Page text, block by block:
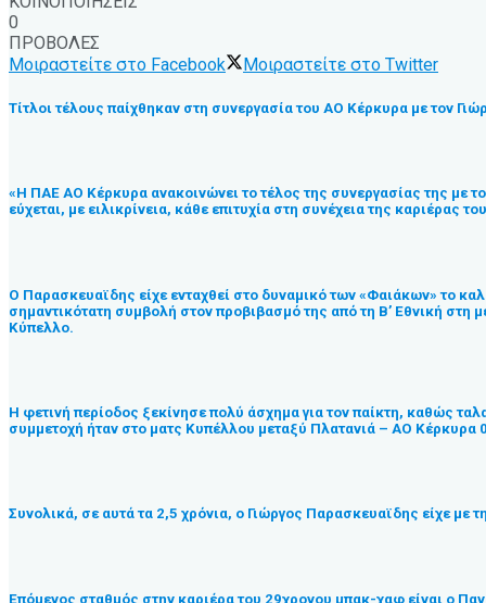
0
ΠΡΟΒΟΛΕΣ
Μοιραστείτε στο Facebook
Μοιραστείτε στο Twitter
Τίτλοι τέλους παίχθηκαν στη συνεργασία του ΑΟ Κέρκυρα με τον
«H ΠΑΕ ΑΟ Κέρκυρα ανακοινώνει το τέλος της συνεργασίας της με
εύχεται, με ειλικρίνεια, κάθε επιτυχία στη συνέχεια της
Ο Παρασκευαϊδης είχε ενταχθεί στο δυναμικό των «Φαιάκων» το
σημαντικότατη συμβολή στον προβιβασμό της από τη Β’ Εθνική
Κύπελλο.
Η φετινή περίοδος ξεκίνησε πολύ άσχημα για τον παίκτη, καθώς
συμμετοχή ήταν στο ματς Κυπέλλου μεταξύ Πλατανιά – ΑΟ Κέρκυρα
Συνολικά, σε αυτά τα 2,5 χρόνια, ο Γιώργος Παρασκευαϊδης είχε
Επόμενος σταθμός στην καριέρα του 29χρονου μπακ-χαφ είναι ο